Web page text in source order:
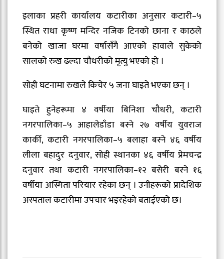
इलाका प्रहरी कार्यालय कटारीका अनुसार कटारी–५
स्थित राधा कृष्ण मन्दिर नजिक टिनको छाना र काठले
बनेको खाजा घरमा वर्षासँगै आएको हावाले सुकेको
सालको रुख ढल्दा चौधरीको मृत्यु भएको हो ।
सोही घटनामा रुखले किचेर ५ जना घाइते भएका छन् ।
घाइते हुनेहरूमा ४ वर्षीया बिनिशा चौधरी, कटारी
नगरपालिका–५ आहालेडाँडा बस्ने २७ वर्षीय युवराज
कार्की, कटारी नगरपालिका–५ बलाहा बस्ने ४६ वर्षीय
लीला बहादुर दनुवार, सोही स्थानका ४६ वर्षीय प्रेमचन्द्र
दनुवार तथा कटारी नगरपालिका–१२ बसेरी बस्ने १६
वर्षीया अस्मिता परियार रहेका छन् । उनीहरूको प्रादेशिक
अस्पताल कटारीमा उपचार भइरहेको बताईएको छ।